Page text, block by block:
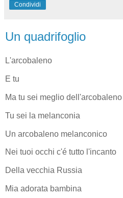
Condividi
Un quadrifoglio
L'arcobaleno
E tu
Ma tu sei meglio dell'arcobaleno
Tu sei la melanconia
Un arcobaleno melanconico
Nei tuoi occhi c'é tutto l'incanto
Della vecchia Russia
Mia adorata bambina